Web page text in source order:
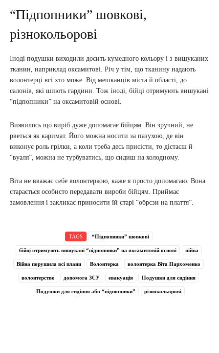
“Підпопники” шовкові,
різнокольорові
Іноді подушки виходили досить кумедного кольору і з вишуканих
тканин, наприклад оксамитові. Річ у тім, що тканину надають
волонтерці всі хто може. Від мешканців міста й області, до
салонів, які шиють гардини. Тож іноді, бійці отримують вишукані
“підпопники” на оксамитовій основі.
Виявилось що виріб дуже допомагає бійцям. Він зручний, не
рветься як каримат. Його можна носити за пазухою, де він
виконує роль грілки, а коли треба десь присісти, то дістаєш й
“вуаля”, можна не турбуватись, що сидиш на холодному.
Віта не вважає себе волонтеркою, каже я просто допомагаю. Вона
старається особисто передавати вироби бійцям. Приймає
замовлення і закликає приносити їй старі “обрєзи на плаття”.
TAGS “Підпопники” шовкові
бійці отримують вишукані “підпопники” на оксамитовій основі війна
Війна порушила всі плани Волонтерка волонтерка Віта Пархоменко
волонтерство допомога ЗСУ евакуація Подушки для сидіння
Подушки для сидіння або “підпопники” різнокольорові